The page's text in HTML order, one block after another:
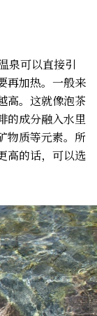
泉可以直接引
再加热。一般来
高。这就像泡茶
的成分融入水里
物质等元素。所
高的话，可以选